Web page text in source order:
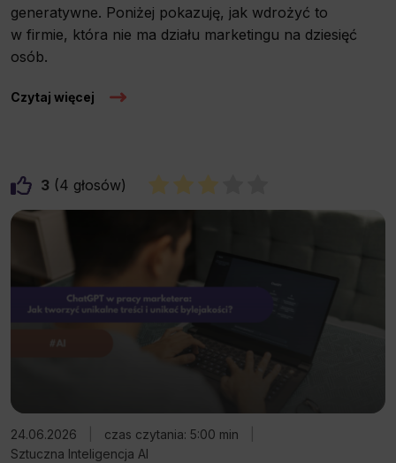
generatywne. Poniżej pokazuję, jak wdrożyć to
w firmie, która nie ma działu marketingu na dziesięć
osób.
Czytaj więcej
3 4
24.06.2026 czas czytania: 5:00 min
Sztuczna Inteligencja AI